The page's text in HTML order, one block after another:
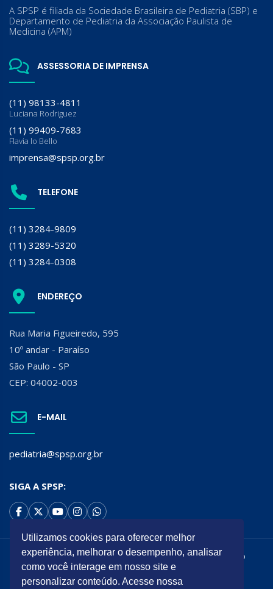
A SPSP é filiada da Sociedade Brasileira de Pediatria (SBP) e
Departamento de Pediatria da Associação Paulista de
Medicina (APM)
ASSESSORIA DE IMPRENSA
(11) 98133-4811
Luciana Rodriguez
(11) 99409-7683
Flavia lo Bello
imprensa@spsp.org.br
TELEFONE
(11) 3284-9809
(11) 3289-5320
(11) 3284-0308
ENDEREÇO
Rua Maria Figueiredo, 595
10º andar - Paraíso
São Paulo - SP
CEP: 04002-003
E-MAIL
pediatria@spsp.org.br
SIGA A SPSP:
Todos os direitos reservados. É permitida a reprodução do
conteúdo desta página desde que citada a origem.
Utilizamos cookies para oferecer melhor
experiência, melhorar o desempenho, analisar
como você interage em nosso site e
personalizar conteúdo. Acesse nossa